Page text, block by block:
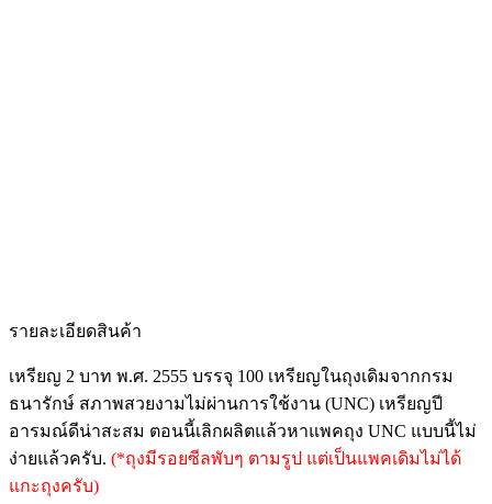
รายละเอียดสินค้า
เหรียญ 2 บาท พ.ศ. 2555 บรรจุ 100 เหรียญในถุงเดิมจากกรม
ธนารักษ์ สภาพสวยงามไม่ผ่านการใช้งาน (UNC) เหรียญปี
อารมณ์ดีน่าสะสม ตอนนี้เลิกผลิตแล้วหาแพคถุง UNC แบบนี้ไม่
ง่ายแล้วครับ. (*ถุงมีรอยซีลพับๆ ตามรูป แต่เป็นแพคเดิมไม่ได้
แกะถุงครับ)